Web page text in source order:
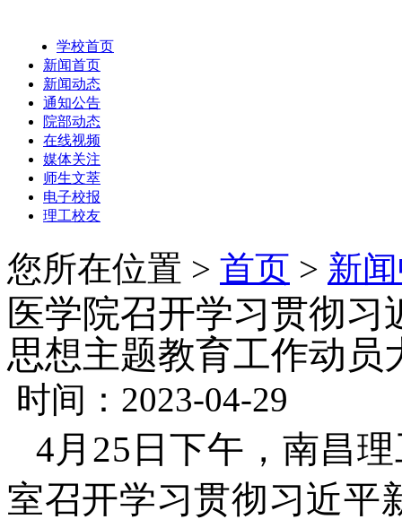
学校首页
新闻首页
新闻动态
通知公告
院部动态
在线视频
媒体关注
师生文萃
电子校报
理工校友
您所在位置 > 首页 > 新
医学院召开学习贯彻
思想主题教育工作动员
时间：2023-04-29
4月25日下午，南昌
室召开学习贯彻习近平